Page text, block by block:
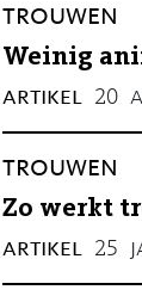
trouwen
Weinig
artikel 20
trouwen
Zo werkt
artikel 25